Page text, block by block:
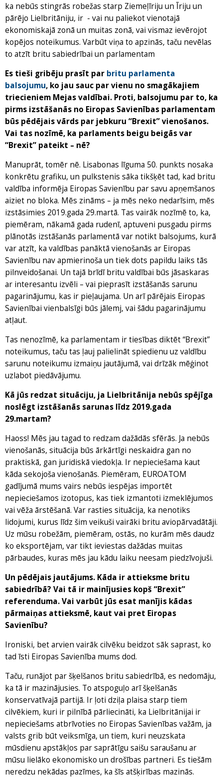
ka nebūs stingrās robežas starp Ziemeļīriju un Īriju un
pārējo Lielbritāniju, ir - vai nu paliekot vienotajā
ekonomiskajā zonā un muitas zonā, vai vismaz ievērojot
kopējos noteikumus. Varbūt viņa to apzinās, taču nevēlas
to atzīt britu sabiedrībai un parlamentam
Es tieši gribēju prasīt par britu parlamenta
balsojumu, ko jau sauc par vienu no smagākajiem
triecieniem Mejas valdībai. Proti, balsojumu par to, ka
pirms izstāšanās no Eiropas Savienības parlamentam
būs pēdējais vārds par jebkuru “Brexit” vienošanos.
Vai tas nozīmē, ka parlaments beigu beigās var
“Brexit” pateikt – nē?
Manuprāt, tomēr nē. Lisabonas līguma 50. punkts nosaka
konkrētu grafiku, un pulkstenis sāka tikšķēt tad, kad britu
valdība informēja Eiropas Savienību par savu apņemšanos
aiziet no bloka. Mēs zināms – ja mēs neko nedarīsim, mēs
izstāsimies 2019.gada 29.martā. Tas vairāk nozīmē to, ka,
piemēram, nākamā gada rudenī, aptuveni pusgadu pirms
plānotās izstāšanās parlamentā var notikt balsojums, kurā
var atzīt, ka valdības panāktā vienošanās ar Eiropas
Savienību nav apmierinoša un tiek dots papildu laiks tās
pilnveidošanai. Un tajā brīdī britu valdībai būs jāsaskaras
ar interesantu izvēli – vai pieprasīt izstāšanās sarunu
pagarinājumu, kas ir pieļaujama. Un arī pārējais Eiropas
Savienībai vienbalsīgi būs jālemj, vai šādu pagarinājumu
atļaut.
Tas nenozīmē, ka parlamentam ir tiesības diktēt “Brexit”
noteikumus, taču tas ļauj palielināt spiedienu uz valdību
sarunu noteikumu izmaiņu jautājumā, vai drīzāk mēģinot
uzlabot piedāvājumu.
Kā jūs redzat situāciju, ja Lielbritānija nebūs spējīga
noslēgt izstāšanās sarunas līdz 2019.gada
29.martam?
Haoss! Mēs jau tagad to redzam dažādās sfērās. Ja nebūs
vienošanās, situācija būs ārkārtīgi neskaidra gan no
praktiskā, gan juridiskā viedokļa. Ir nepieciešama kaut
kāda sekojoša vienošanās. Piemēram, EUROATOM
gadījumā mums vairs nebūs iespējas importēt
nepieciešamos izotopus, kas tiek izmantoti izmeklējumos
vai vēža ārstēšanā. Var rasties situācija, ka nenotiks
lidojumi, kurus līdz šim veikuši vairāki britu aviopārvadātāji.
Uz mūsu robežām, piemēram, ostās, no kurām mēs daudz
ko eksportējam, var tikt ieviestas dažādas muitas
pārbaudes, kuras mēs jau kādu laiku neesam piedzīvojuši.
Un pēdējais jautājums. Kāda ir attieksme britu
sabiedrībā? Vai tā ir mainījusies kopš “Brexit”
referenduma. Vai varbūt jūs esat manījis kādas
pārmaiņas attieksmē, kaut vai pret Eiropas
Savienību?
Ironiski, bet arvien vairāk cilvēku beidzot sāk saprast, ko
tad īsti Eiropas Savienība mums dod.
Taču, runājot par šķelšanos britu sabiedrībā, es nedomāju,
ka tā ir mazinājusies. To atspoguļo arī šķelšanās
konservatīvajā partijā. Ir ļoti dziļa plaisa starp tiem
cilvēkiem, kuri ir pilnībā pārliecināti, ka Lielbritānijai ir
nepieciešams atbrīvoties no Eiropas Savienības važām, ja
valsts grib būt veiksmīga, un tiem, kuri neuzskata
mūsdienu apstākļos par saprātīgu saišu saraušanu ar
mūsu lielāko ekonomisko un drošības partneri. Es tiešām
neredzu nekādas pazīmes, ka šīs atšķirības mazinās.